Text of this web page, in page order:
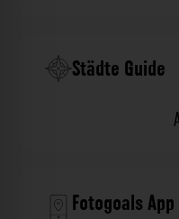
Städte Guide
Fotogoals App